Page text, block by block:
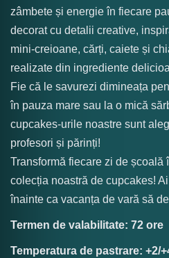
zâmbete și energie în fiecare
decorat cu detalii creative,
mini-creioane, cărți, caiete și
realizate din ingrediente
Fie că le savurezi dimineața
în pauza mare sau la o mică
cupcakes-urile noastre sunt
profesori și părinți!
Transformă fiecare zi de școală
colecția noastră de cupcakes!
înainte ca vacanța de vară să
Termen de valabilitate: 72 ore
Temperatura de pastrare: +2/